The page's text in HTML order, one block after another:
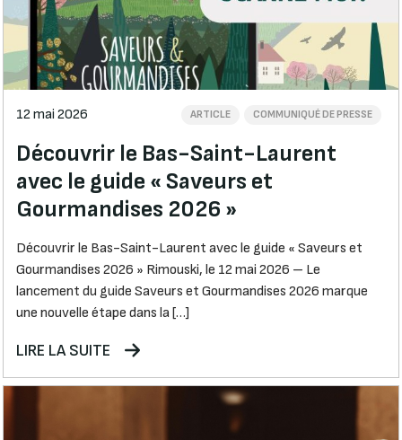
12 mai 2026 ARTICLE COMMUNIQUÉ DE PRESSE
Découvrir le Bas-Saint-Laurent
avec le guide « Saveurs et
Gourmandises 2026 »
Découvrir le Bas-Saint-Laurent avec le guide « Saveurs et
Gourmandises 2026 » Rimouski, le 12 mai 2026 – Le
lancement du guide Saveurs et Gourmandises 2026 marque
une nouvelle étape dans la […]
LIRE LA SUITE